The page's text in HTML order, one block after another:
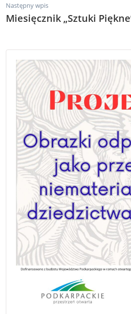
Następny wpis
Miesięcznik „Sztuki